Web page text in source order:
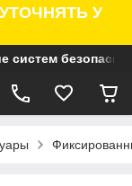
У
систем